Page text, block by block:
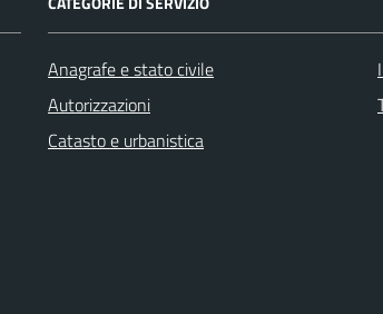
Anagrafe e stato civile
Autorizzazioni
Catasto e urbanistica